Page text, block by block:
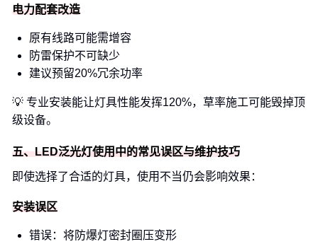
电力配套改造
原有线路可能需增容
防雷保护不可缺少
建议预留20%冗余功率
💡 专业安装能让灯具性能发挥120%，草率施工可能毁掉顶
级设备。
五、LED泛光灯使用中的常见误区与维护技巧
即使选择了合适的灯具，使用不当仍会影响效果：
安装误区
错误：将防爆灯密封圈压变形